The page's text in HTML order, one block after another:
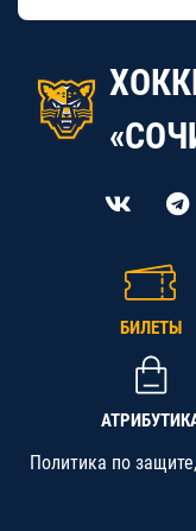
БИЛЕТЫ
Политика по